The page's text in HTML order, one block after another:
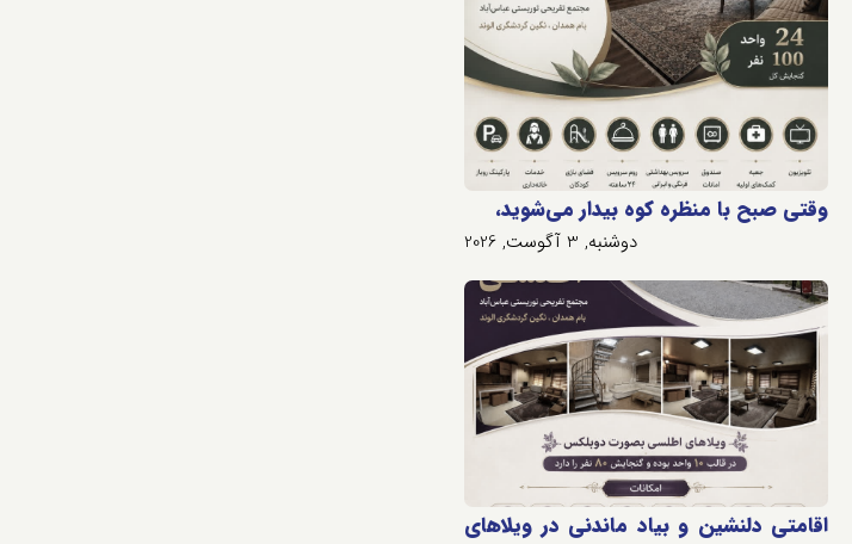
وقتی صبح با منظره کوه بیدار می‌شوید،
دوشنبه, 3 آگوست, 2026
اقامتی دلنشین و بیاد ماندنی در ویلاهای